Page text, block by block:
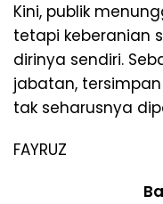
Kini, publik
tetapi keberanian
dirinya sendiri.
jabatan,
tak seharusnya
FAYRUZ